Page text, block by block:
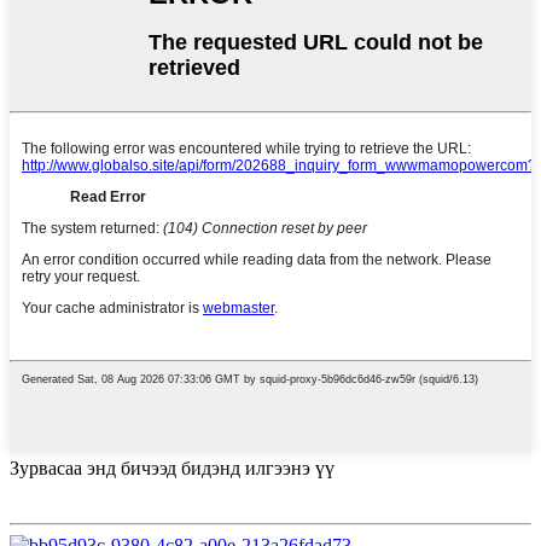
Зурвасаа энд бичээд бидэнд илгээнэ үү